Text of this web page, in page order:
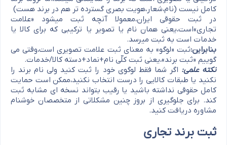
کامل نیست (نام،شعار،هویت بصری گسترده تر هم در برند هست)
در ثبت حقوقی ایران،معمولا آنچه ثبت میشود «علامت
تجاری»است،یعنی همان نام یا تصویر یا ترکیبی که برای کالا یا
خدمات است به ثبت میرسد.
بنابراین:ثبت «لوگو» به معنای ثبت علامت تصویری است،وقتی می
گوییم «ثبت برند»،یعنی ثبت کلّی نام+نماد+دسته کالا/خدمات.
نکته علمی: اگر شما فقط لوگوی خود را ثبت کنید ولی نام برند را
نکنید یا طبقات کالایی را درست انتخاب نکنید،ممکن است حمایت
کامل حقوقی نداشته باشید یا رقیب بتواند نسخه ای مشابه ثبت
کند. برای جلوگیری از بروز چنین مشکلاتی از متخصصان خوشنام
مشاوره دریافت کنید.
ثبت برند تجاری